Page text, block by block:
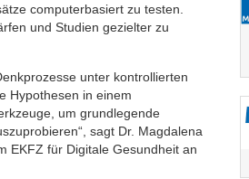
computerbasiert zu testen.
und Studien gezielter zu
unter kontrollierten
Hypothesen in einem
um grundlegende
sagt Dr. Magdalena
EKFZ für Digitale Gesundheit an